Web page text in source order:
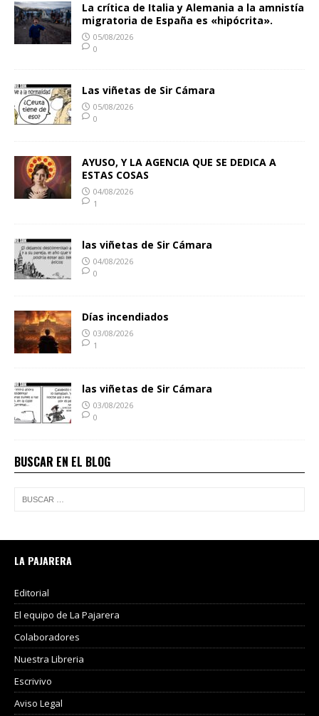
La crítica de Italia y Alemania a la amnistía
migratoria de España es «hipócrita».
05/08/2026
0
Las viñetas de Sir Cámara
05/08/2026
0
AYUSO, Y LA AGENCIA QUE SE DEDICA A
ESTAS COSAS
04/08/2026
1
las viñetas de Sir Cámara
04/08/2026
0
Días incendiados
03/08/2026
1
las viñetas de Sir Cámara
03/08/2026
0
BUSCAR EN EL BLOG
LA PAJARERA
Editorial
El equipo de La Pajarera
Colaboradores
Nuestra Libreria
Escrivivo
Aviso Legal